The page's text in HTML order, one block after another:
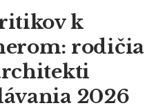
k
rodičia
2026